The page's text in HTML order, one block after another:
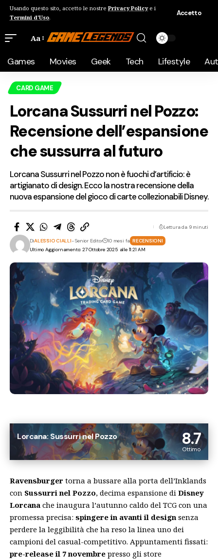
Usando questo sito, accetto le nostre Privacy Policye i
Termini d'Uso.
Accetto
Aa
Games Movies Geek Tech Lifestyle
CARD GAME
Lorcana Sussurri nel Pozzo:
Recensione dell’espansione
che sussurra al futuro
Lorcana Sussurri nel Pozzo non è fuochi d’artificio: è
artigianato di design. Ecco la nostra recensione della
nuova espansione del gioco di carte collezionabili Disney.
Ultimo Aggiornamento: 27 Ottobre 2025 alle 11:21 AM
DiALESSIO CIALLI- Senior Editor 10 mesi fa RECENSIONI
Lettura da 9 minuti
8.7
Ottimo
Lorcana: Sussurri nel Pozzo
Ravensburger torna a bussare alla porta dell’Inklands
con Sussurri nel Pozzo, decima espansione di Disney
Lorcana che inaugura l’autunno caldo del TCG con una
promessa precisa: spingere in avanti il design senza
perdere la leggibilità che ha reso la linea uno dei
campioni del casual-competitivo. Appuntamenti fissati:
pre-release il 7 novembre presso gli store